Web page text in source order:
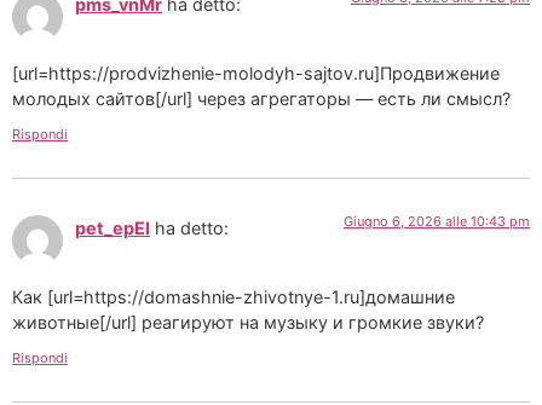
pms_vnMr ha detto:
[url=https://prodvizhenie-molodyh-sajtov.ru]Продвижение
молодых сайтов[/url] через агрегаторы — есть ли смысл?
Rispondi
pet_epEl ha detto: Giugno 6, 2026 alle 10:43 pm
Как [url=https://domashnie-zhivotnye-1.ru]домашние
животные[/url] реагируют на музыку и громкие звуки?
Rispondi